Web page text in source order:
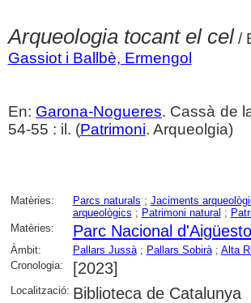
Arqueologia tocant el cel/
Gassiot i Ballbè, Ermengol
En: Garona-Nogueres. Cassà de
54-55 : il. (Patrimoni. Arqueolgia)
Matèries: Parcs naturals ; Jaciments
arqueològics ; Patrimoni natural ;
Matèries:
Parc Nacional
Àmbit: Pallars Jussà; Pallars Sobirà; Alta
Cronologia:
[2023]
Localització: Biblioteca de Catalunya